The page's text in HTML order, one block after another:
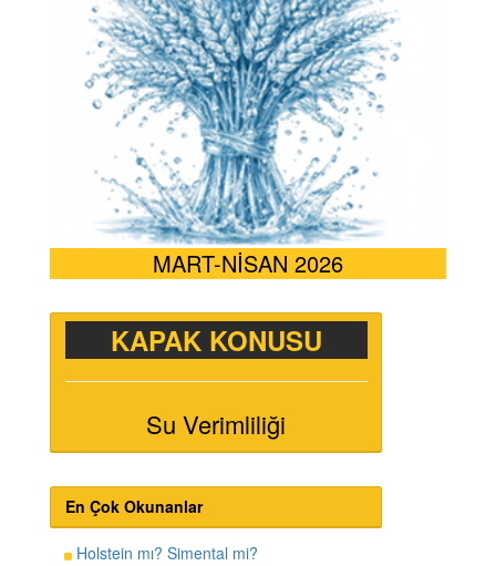
MART-NİSAN 2026
KAPAK KONUSU
Su Verimliliği
En Çok Okunanlar
Holstein mı? Simental mi?